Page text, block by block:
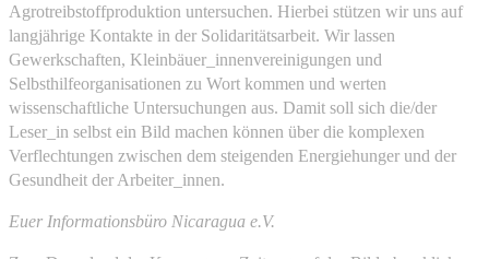
Agrotreibstoffproduktion untersuchen. Hierbei stützen wir uns auf
langjährige Kontakte in der Solidaritätsarbeit. Wir lassen
Gewerkschaften, Kleinbäuer_innenvereinigungen und
Selbsthilfeorganisationen zu Wort kommen und werten
wissenschaftliche Untersuchungen aus. Damit soll sich die/der
Leser_in selbst ein Bild machen können über die komplexen
Verflechtungen zwischen dem steigenden Energiehunger und der
Gesundheit der Arbeiter_innen.
Euer Informationsbüro Nicaragua e.V.